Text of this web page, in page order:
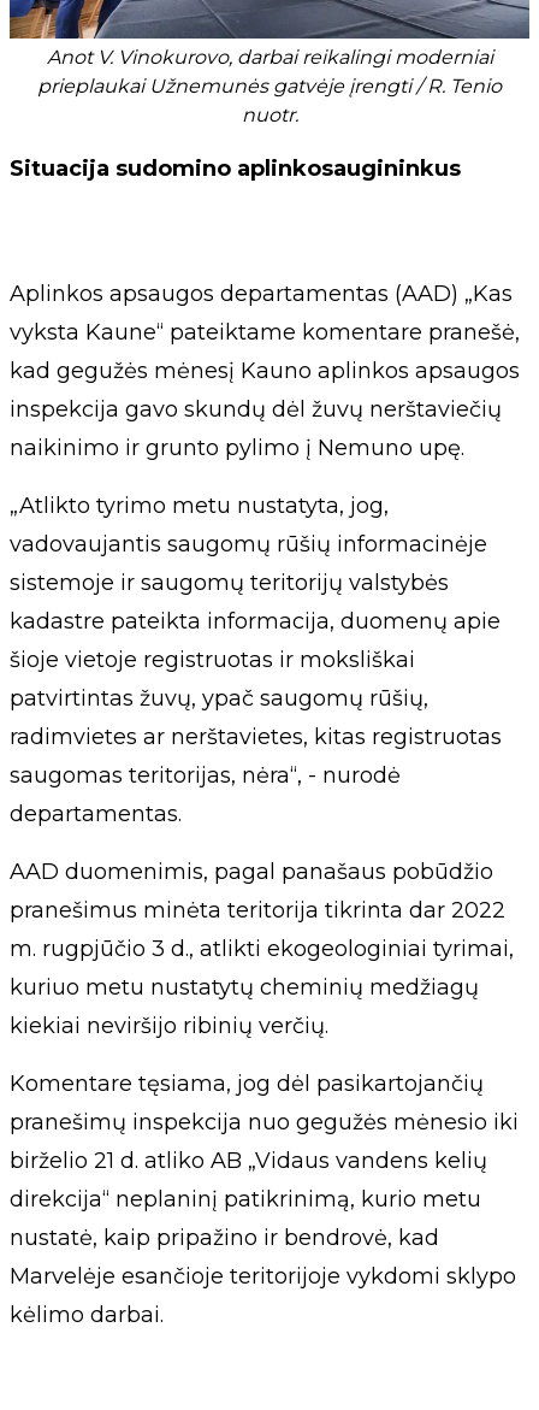
Anot V. Vinokurovo, darbai reikalingi moderniai
prieplaukai Užnemunės gatvėje įrengti / R. Tenio
nuotr.
Situacija sudomino aplinkosaugininkus
Aplinkos apsaugos departamentas (AAD) „Kas
vyksta Kaune“ pateiktame komentare pranešė,
kad gegužės mėnesį Kauno aplinkos apsaugos
inspekcija gavo skundų dėl žuvų nerštaviečių
naikinimo ir grunto pylimo į Nemuno upę.
„Atlikto tyrimo metu nustatyta, jog,
vadovaujantis saugomų rūšių informacinėje
sistemoje ir saugomų teritorijų valstybės
kadastre pateikta informacija, duomenų apie
šioje vietoje registruotas ir moksliškai
patvirtintas žuvų, ypač saugomų rūšių,
radimvietes ar nerštavietes, kitas registruotas
saugomas teritorijas, nėra“, - nurodė
departamentas.
AAD duomenimis, pagal panašaus pobūdžio
pranešimus minėta teritorija tikrinta dar 2022
m. rugpjūčio 3 d., atlikti ekogeologiniai tyrimai,
kuriuo metu nustatytų cheminių medžiagų
kiekiai neviršijo ribinių verčių.
Komentare tęsiama, jog dėl pasikartojančių
pranešimų inspekcija nuo gegužės mėnesio iki
birželio 21 d. atliko AB „Vidaus vandens kelių
direkcija“ neplaninį patikrinimą, kurio metu
nustatė, kaip pripažino ir bendrovė, kad
Marvelėje esančioje teritorijoje vykdomi sklypo
kėlimo darbai.